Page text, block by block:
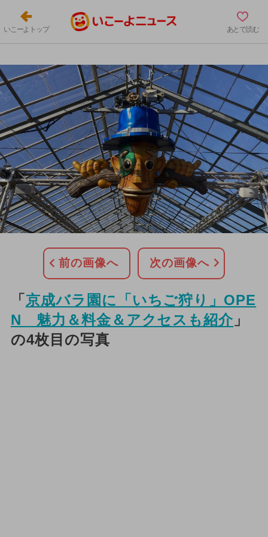
いこーよトップ あとで読む
前の画像へ 次の画像へ
「 京成バラ園に「いちご狩り」OPE
N 魅力＆料金＆アクセスも紹介 」
の4枚目の写真